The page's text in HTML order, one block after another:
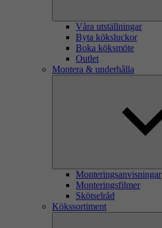
Våra utställningar
Byta köksluckor
Boka köksmöte
Outlet
Montera & underhålla
Monteringsanvisningar
Monteringsfilmer
Skötselråd
Kökssortiment